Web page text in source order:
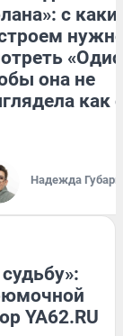
с
она не
как
Надежда Губарь
YA62.RU